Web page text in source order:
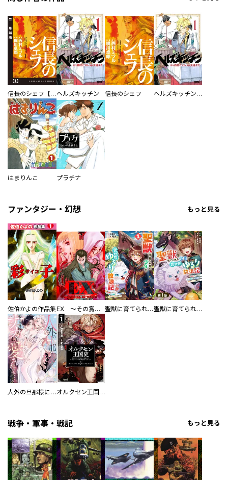
信長のシェフ【単話版】 ヘルズキッチン 信長のシェフ ヘルズキッチン 分冊版
はまりんこ プラチナ
ファンタジー・幻想 もっと見る
佐伯かよの作品集 EX ～その賞金稼ぎは、世界の出口を探す～【単行本版】 聖獣に育てられた少年の異世界ゆるり放浪記～神様からもらったチート魔法で、仲間たちとスローライフを満喫中～ 聖獣に育てられた少年の異世界ゆるり放浪記～神様からもらったチート魔法で、仲間たちとスローライフを満喫中～【分冊版】
人外の旦那様に娶られ毎晩ナカまで愛される…。アンソロジー オルクセン王国史
戦争・軍事・戦記 もっと見る